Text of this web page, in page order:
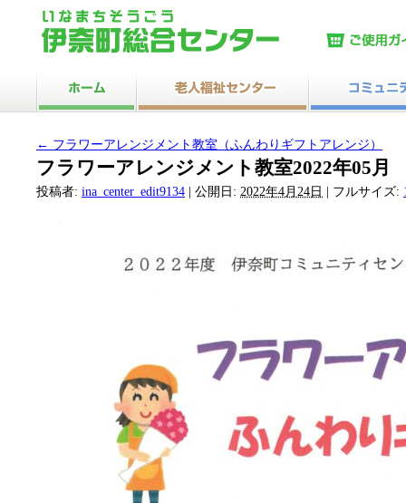
← フラワーアレンジメント教室（ふんわりギフトアレンジ）
フラワーアレンジメント教室2022年05月
投稿者: ina_center_edit9134 公開日: 2022年4月24日 フルサイズ: